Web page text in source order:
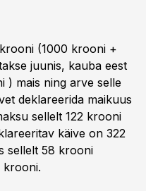
(1000 krooni +
juunis, kauba eest
) mais ning arve selle
deklareerida maikuus
sellelt 122 krooni
käive on 322
sellelt 58 krooni
krooni.